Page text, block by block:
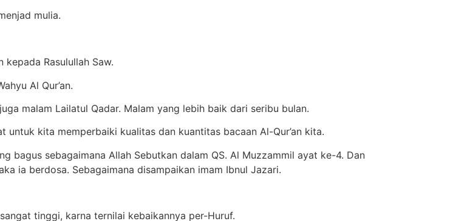
mulia.
kepada Rasulullah Saw.
Al Qur’an.
malam Lailatul Qadar. Malam yang lebih baik dari seribu bulan.
kita memperbaiki kualitas dan kuantitas bacaan Al-Qur’an kita.
bagus sebagaimana Allah Sebutkan dalam QS. Al Muzzammil ayat ke-4. Dan
ia berdosa. Sebagaimana disampaikan imam Ibnul Jazari.
tinggi, karna ternilai kebaikannya per-Huruf.